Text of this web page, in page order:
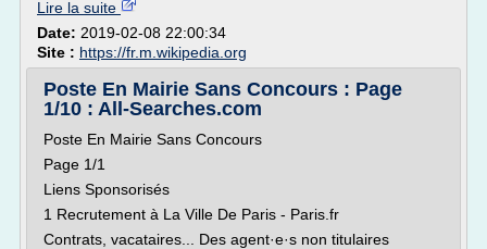
Lire la suite
Date: 2019-02-08 22:00:34
Site : https://fr.m.wikipedia.org
Poste En Mairie Sans Concours : Page
1/10 : All-Searches.com
Poste En Mairie Sans Concours
Page 1/1
Liens Sponsorisés
1 Recrutement à La Ville De Paris - Paris.fr
Contrats, vacataires... Des agent·e·s non titulaires